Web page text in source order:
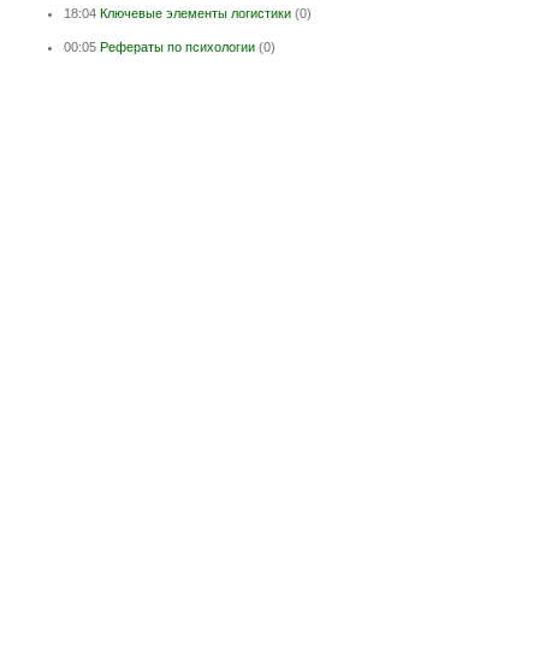
18:04 Ключевые элементы логистики (0)
00:05 Рефераты по психологии (0)